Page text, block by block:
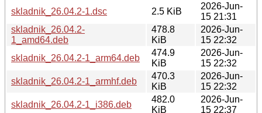
skladnik_26.04.2-1.dsc
2.5 KiB
2026-Jun-
15 21:31
skladnik_26.04.2-
1_amd64.deb
478.8
KiB
2026-Jun-
15 22:32
skladnik_26.04.2-1_arm64.deb
474.9
KiB
2026-Jun-
15 22:32
skladnik_26.04.2-1_armhf.deb
470.3
KiB
2026-Jun-
15 22:32
skladnik_26.04.2-1_i386.deb
482.0
KiB
2026-Jun-
15 22:37